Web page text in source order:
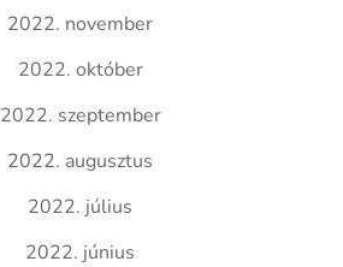
2022. november
2022. október
2022. szeptember
2022. augusztus
2022. július
2022. június